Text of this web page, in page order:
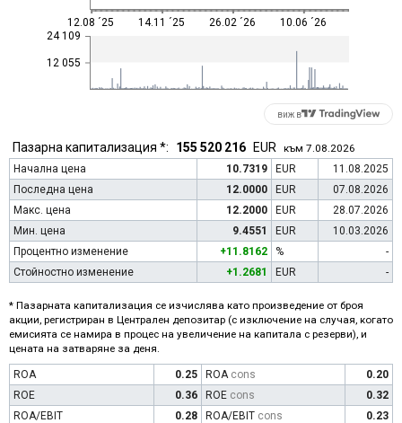
12 055
24 109
12.08 ´25 14.11 ´25 26.02 ´26 10.06 ´26
виж в
Пазарна капитализация *: 155 520 216 EUR към 7.08.2026
Начална цена
10.7319 EUR
11.08.2025
Последна цена
12.0000 EUR
07.08.2026
Макс. цена
12.2000 EUR
28.07.2026
Мин. цена
9.4551 EUR
10.03.2026
Процентно изменение
+11.8162 %
-
Стойностно изменение
+1.2681 EUR -
* Пазарната капитализация се изчислява като произведение от броя
акции, регистриран в Централен депозитар (с изключение на случая, когато
емисията се намира в процес на увеличение на капитала с резерви), и
цената на затваряне за деня.
ROA 0.25 ROA cons
0.20
ROE
0.36 ROE cons
0.32
ROA/EBIT
0.28 ROA/EBIT cons
0.23